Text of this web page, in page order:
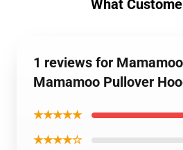
What
1 reviews for
Mamamoo Pullover
★★★★★
★★★★☆